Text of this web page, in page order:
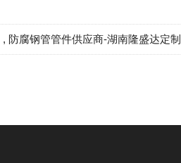
, 防腐钢管管件供应商-湖南隆盛达定制